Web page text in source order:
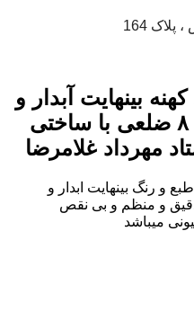
164
بینهایت آبدار و
پر تلالو پایه فدیوم مدل ۸ ضلعی با ساختی
مهرداد غلامرضا
و رنگ بینهایت ابدار و
مدل ۸ ضلعی دقیق و منظم و بی نقص
میباشد